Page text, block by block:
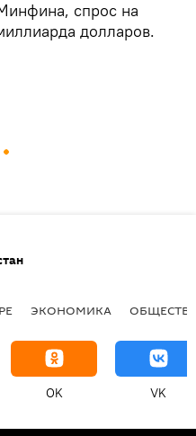
спрос на
долларов.
ЭКОНОМИКА
OK VK